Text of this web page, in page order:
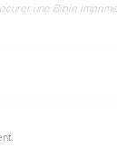
une Bible